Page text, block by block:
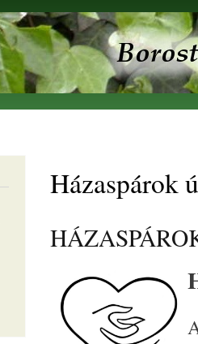
Házaspárok